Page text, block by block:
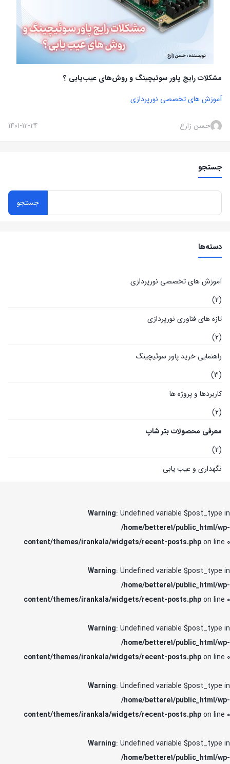
جستجو
برای:
دسته‌ها
آموزش های تخصصی نورپردازی
(2)
تازه های فناوری نورپردازی
(2)
راهنمایی خرید پاور سوئیچینگ
(3)
کاربردها و پروژه ها
(2)
معرفی محصولات بتر شاپ
(2)
نگهداری و عیب یابی
Warning: Undefined variable $post_type in
/home/bettere1/public_html/wp-
content/themes/irankala/widgets/recent-posts.phpon line 0
Warning: Undefined variable $post_type in
/home/bettere1/public_html/wp-
content/themes/irankala/widgets/recent-posts.phpon line 0
Warning: Undefined variable $post_type in
/home/bettere1/public_html/wp-
content/themes/irankala/widgets/recent-posts.phpon line 0
Warning: Undefined variable $post_type in
/home/bettere1/public_html/wp-
content/themes/irankala/widgets/recent-posts.phpon line 0
Warning: Undefined variable $post_type in
/home/bettere1/public_html/wp-
مشکلات رایج پاور سوئیچینگ و روش‌های عیب‌یابی ؟
آموزش های تخصصی نورپردازی
حسن زارع 1401-12-24